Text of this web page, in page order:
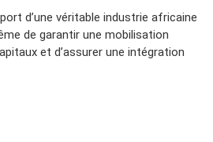
d’une véritable industrie africaine
de garantir une mobilisation
et d’assurer une intégration